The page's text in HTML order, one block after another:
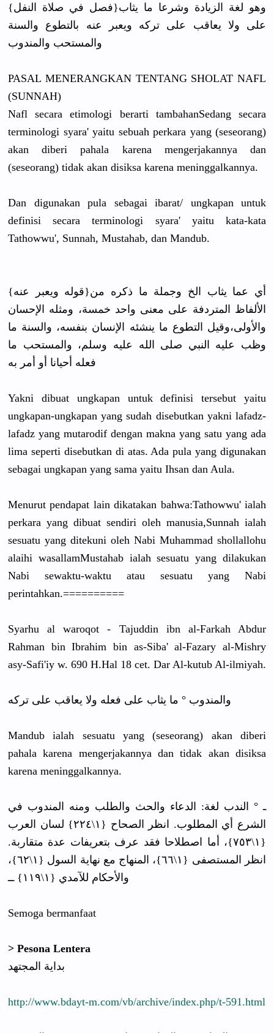
{فصل في صلاة النفل}وهو لغة الزيادة وشرعا ما يثاب
على ولا يعاقب على تركه ويعبر عنه بالتطوع والسنة
والمستحب والمندوب
PASAL MENERANGKAN TENTANG SHOLAT NAFL
(SUNNAH)
Nafl secara etimologi berarti tambahanSedang secara
terminologi syara' yaitu sebuah perkara yang (seseorang)
akan diberi pahala karena mengerjakannya dan
(seseorang) tidak akan disiksa karena meninggalkannya.
Dan digunakan pula sebagai ibarat/ ungkapan untuk
definisi secara terminologi syara' yaitu kata-kata
Tathowwu', Sunnah, Mustahab, dan Mandub.
{قوله ويعبر عنه}أي عما يثاب الخ وجملة ما ذكره من
الألفاظ المتردفة على معنى واحد خمسة، ومثله الإحسان
والأولى،وقيل التطوع ما ينشئه الإنسان بنفسه، والسنة ما
وظب عليه النبي صلى الله عليه وسلم، والمستحب ما
فعله أحيانا أو أمر به
Yakni dibuat ungkapan untuk definisi tersebut yaitu
ungkapan-ungkapan yang sudah disebutkan yakni lafadz-
lafadz yang mutarodif dengan makna yang satu yang ada
lima seperti disebutkan di atas. Ada pula yang digunakan
sebagai ungkapan yang sama yaitu Ihsan dan Aula.
Menurut pendapat lain dikatakan bahwa:Tathowwu' ialah
perkara yang dibuat sendiri oleh manusia,Sunnah ialah
sesuatu yang ditekuni oleh Nabi Muhammad shollallohu
alaihi wasallamMustahab ialah sesuatu yang dilakukan
Nabi sewaktu-waktu atau sesuatu yang Nabi
perintahkan.==========
Syarhu al waroqot - Tajuddin ibn al-Farkah Abdur
Rahman bin Ibrahim bin as-Siba' al-Fazary al-Mishry
asy-Safi'iy w. 690 H.Hal 18 cet. Dar Al-kutub Al-ilmiyah.
والمندوب ° ما يثاب على فعله ولا يعاقب على تركه
Mandub ialah sesuatu yang (seseorang) akan diberi
pahala karena mengerjakannya dan tidak akan disiksa
karena meninggalkannya.
ـ ° الندب لغة: الدعاء والحث والطلب ومنه المندوب في
الشرع أي المطلوب. انظر الصحاح {١\٢٢٤} لسان العرب
{١\٧٥٣}، أما اصطلاحا فقد عرف بتعريفات عدة متقاربة.
انظر المستصفى {١\٦٦}، المنهاج مع نهاية السول {١\٦٢}،
والأحكام للآمدي {١\١١٩} ــ
Semoga bermanfaat
> Pesona Lentera
بداية المجتهد
http://www.bdayt-m.com/vb/archive/index.php/t-591.html